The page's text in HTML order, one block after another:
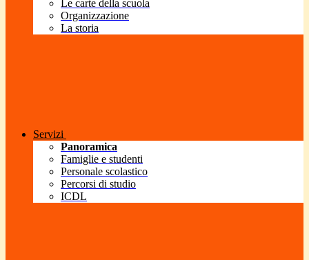
Le carte della scuola
Organizzazione
La storia
Servizi
Panoramica
Famiglie e studenti
Personale scolastico
Percorsi di studio
ICDL